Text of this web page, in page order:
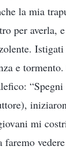
la mia
per averla,
e
mi
faremo